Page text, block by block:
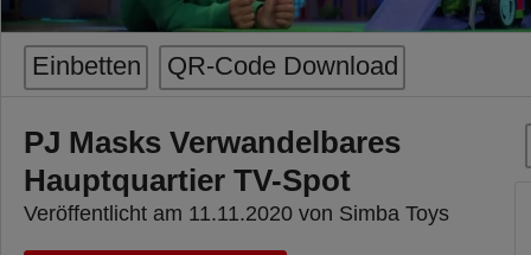
Einbetten QR-Code Download
PJ Masks Verwandelbares
Hauptquartier TV-Spot
Veröffentlicht am 11.11.2020 von Simba Toys